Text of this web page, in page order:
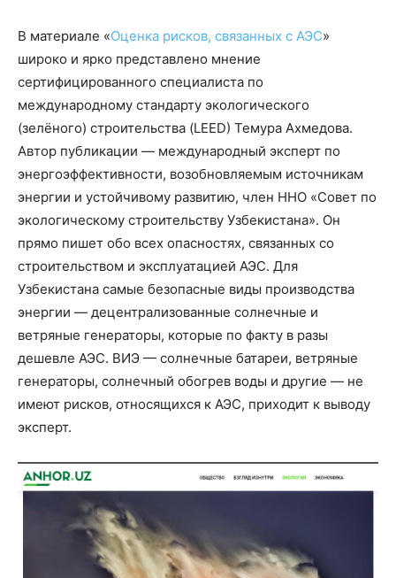
В материале «Оценка рисков, связанных с АЭС»
широко и ярко представлено мнение
сертифицированного специалиста по
международному стандарту экологического
(зелёного) строительства (LEED) Темура Ахмедова.
Автор публикации — международный эксперт по
энергоэффективности, возобновляемым источникам
энергии и устойчивому развитию, член ННО «Совет по
экологическому строительству Узбекистана». Он
прямо пишет обо всех опасностях, связанных со
строительством и эксплуатацией АЭС. Для
Узбекистана самые безопасные виды производства
энергии — децентрализованные солнечные и
ветряные генераторы, которые по факту в разы
дешевле АЭС. ВИЭ — солнечные батареи, ветряные
генераторы, солнечный обогрев воды и другие — не
имеют рисков, относящихся к АЭС, приходит к выводу
эксперт.